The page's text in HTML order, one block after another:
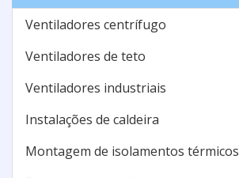
Ventiladores centrífugo
Ventiladores de teto
Ventiladores industriais
Instalações de caldeira
Montagem de isolamentos térmicos